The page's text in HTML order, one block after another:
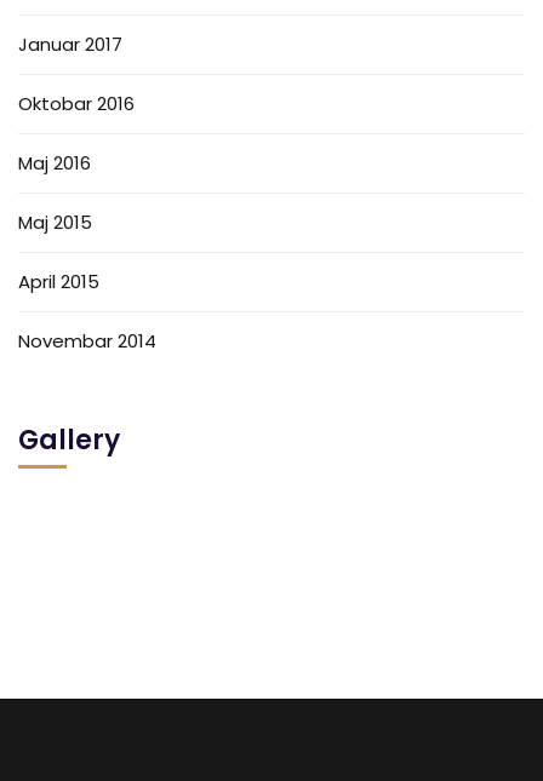
Januar 2017
Oktobar 2016
Maj 2016
Maj 2015
April 2015
Novembar 2014
Gallery